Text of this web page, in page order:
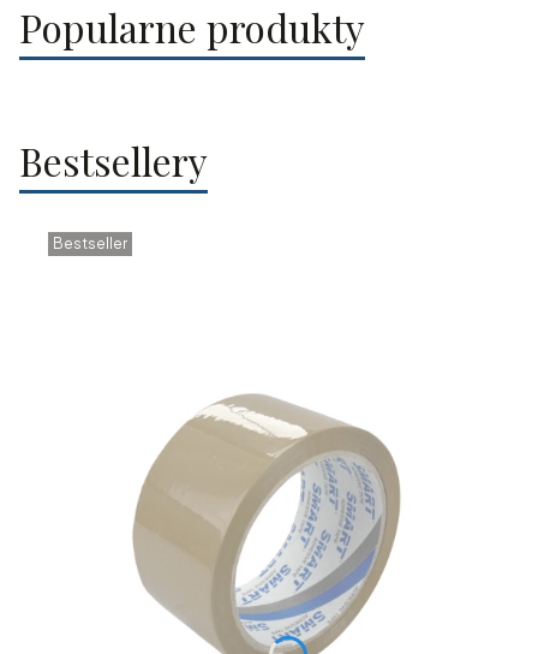
Popularne produkty
Bestsellery
Bestseller